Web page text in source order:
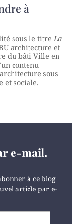
à
sous le titre La
architecture et
du bâti Ville en
contenu
sous
et sociale.
e-mail.
à ce blog
article par e-